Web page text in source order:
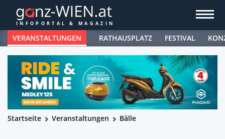
VERANSTALTUNGEN RATHAUSPLATZ FESTIVAL
Startseite Veranstaltungen Bälle